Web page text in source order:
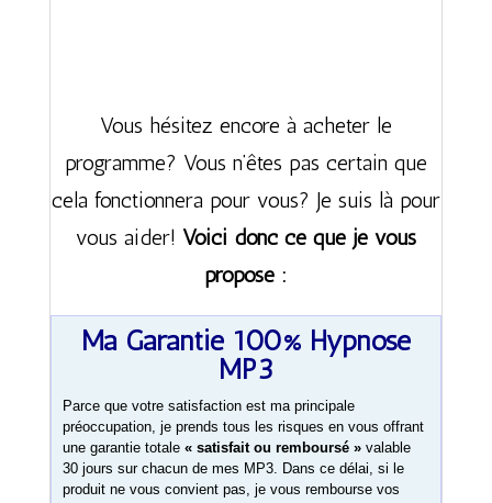
Vous hésitez encore à acheter le
programme? Vous n’êtes pas certain que
cela fonctionnera pour vous? Je suis là pour
vous aider! Voici donc ce que je vous
propose :
Ma Garantie 100% Hypnose
MP3
Parce que votre satisfaction est ma principale
préoccupation, je prends tous les risques en vous offrant
une garantie totale « satisfait ou remboursé »valable
30 jours sur chacun de mes MP3. Dans ce délai, si le
produit ne vous convient pas, je vous rembourse vos